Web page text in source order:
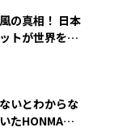
の真相！ 日本
トが世界を席
いとわからな
たHONMA